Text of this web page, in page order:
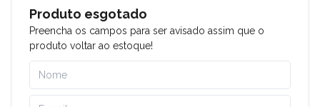
Produto esgotado
Preencha os campos para ser avisado assim que o
produto voltar ao estoque!